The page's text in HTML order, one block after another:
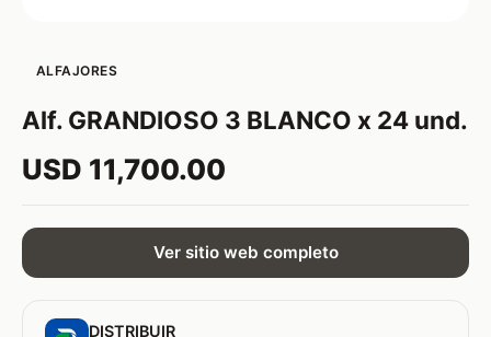
ALFAJORES
Alf. GRANDIOSO 3 BLANCO x 24 und.
USD 11,700.00
Ver sitio web completo
DISTRIBUIR